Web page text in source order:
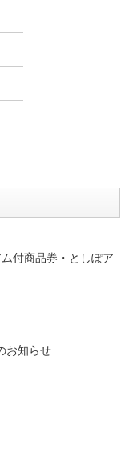
付商品券・としぽア
お知らせ